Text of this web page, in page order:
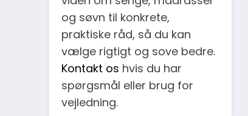
og søvn til konkrete,
praktiske råd, så du kan
vælge rigtigt og sove bedre.
Kontakt os hvis du har
spørgsmål eller brug for
vejledning.